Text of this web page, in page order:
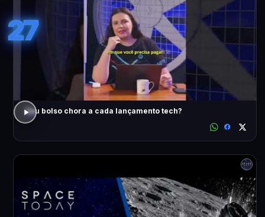
27
Seu bolso chora a cada lançamento tech?